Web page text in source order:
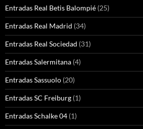
Entradas Real Betis Balompié (25)
Entradas Real Madrid (34)
Entradas Real Sociedad (31)
Entradas Salermitana (4)
Entradas Sassuolo (20)
Entradas SC Freiburg (1)
Entradas Schalke 04 (1)